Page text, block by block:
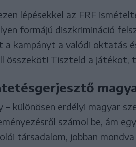
lépésekkel az FRF
formájú diszkrimináció
a kampányt a valódi oktatás
összeköt! Tiszteld a játékot,
– különösen erdélyi magyar
számol be, ám
társadalom, jobban